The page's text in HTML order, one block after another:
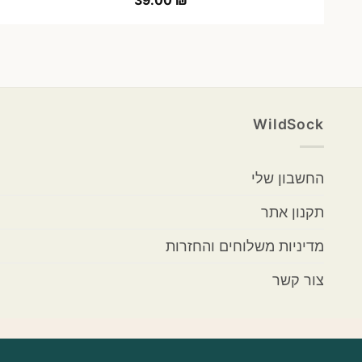
WildSock
החשבון שלי
תקנון אתר
מדיניות משלוחים והחזרות
צור קשר